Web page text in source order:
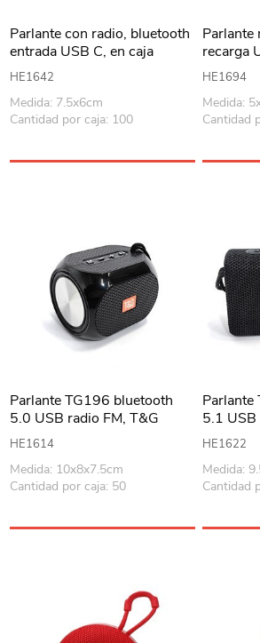
Parlante con radio, bluetooth
entrada USB C, en caja
HE1642
Medida: 7.5x6cm
Cantidad por caja: 100
Parlante
recarga
HE1694
Medida:
Cantidad
Parlante TG196 bluetooth
5.0 USB radio FM, T&G
varios colores, en caja
HE1614
Medida: 10x8x7.5cm
Cantidad por caja: 50
5.1 USB
varios
HE1622
Medida:
Cantidad